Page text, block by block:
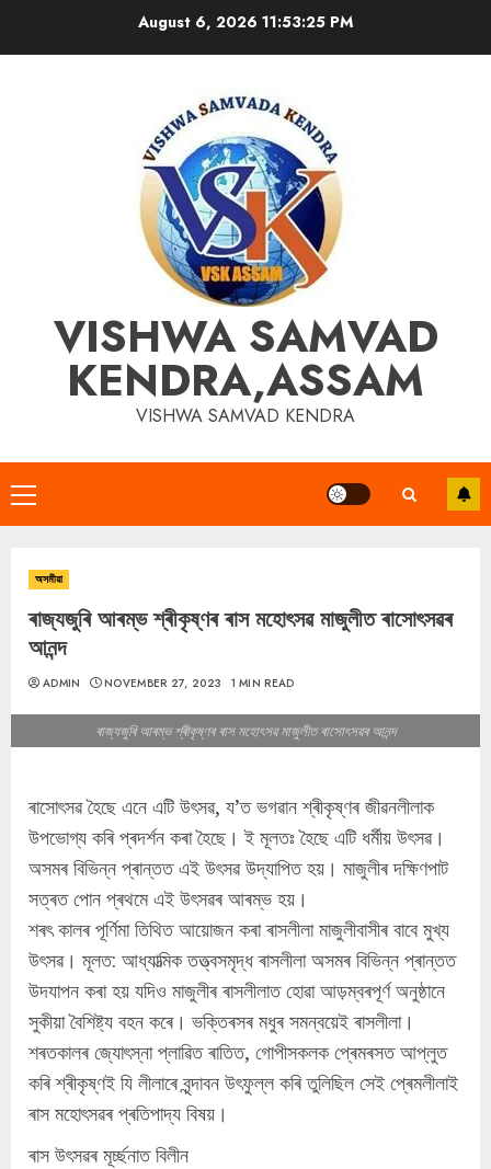
August 6, 2026 11:53:26 PM
VISHWA SAMVAD
KENDRA,ASSAM
VISHWA SAMVAD KENDRA
Primary
Menu
অসমীয়া
ৰাজ্যজুৰি আৰম্ভ শ্ৰীকৃষ্ণৰ ৰাস মহোৎসৱ মাজুলীত ৰাসোৎসৱৰ
আনন্দ
ADMIN NOVEMBER 27, 2023 1 MIN READ
ৰাজ্যজুৰি আৰম্ভ শ্ৰীকৃষ্ণৰ ৰাস মহোৎসৱ মাজুলীত ৰাসোৎসৱৰ আনন্দ
ৰাসোৎসৱ হৈছে এনে এটি উৎসৱ, য’ত ভগৱান শ্ৰীকৃষ্ণৰ জীৱনলীলাক
উপভোগ্য কৰি প্ৰদৰ্শন কৰা হৈছে। ই মূলতঃ হৈছে এটি ধৰ্মীয় উৎসৱ।
অসমৰ বিভিন্ন প্ৰান্তত এই উৎসৱ উদ্‌যাপিত হয়। মাজুলীৰ দক্ষিণপাট
সত্ৰত পোন প্ৰথমে এই উৎসৱৰ আৰম্ভ হয়।
শৰৎ কালৰ পূৰ্ণিমা তিথিত আয়োজন কৰা ৰাসলীলা মাজুলীবাসীৰ বাবে মুখ্য
উৎসৱ। মূলত: আধ্যাত্মিক তত্ত্বসমৃদ্ধ ৰাসলীলা অসমৰ বিভিন্ন প্ৰান্তত
উদযাপন কৰা হয় যদিও মাজুলীৰ ৰাসলীলাত হোৱা আড়ম্বৰপূৰ্ণ অনুষ্ঠানে
সুকীয়া বৈশিষ্ট্য বহন কৰে। ভক্তিৰসৰ মধুৰ সমন্বয়েই ৰাসলীলা।
শৰতকালৰ জ্যোৎস্না প্লাৱিত ৰাতিত, গোপীসকলক প্ৰেমৰসত আপ্লুত
কৰি শ্ৰীকৃষ্ণই যি লীলাৰে বৃন্দাবন উৎফুল্ল কৰি তুলিছিল সেই প্ৰেমলীলাই
ৰাস মহোৎসৱৰ প্ৰতিপাদ্য বিষয়।
ৰাস উৎসৱৰ মূৰ্চ্ছনাত বিলীন